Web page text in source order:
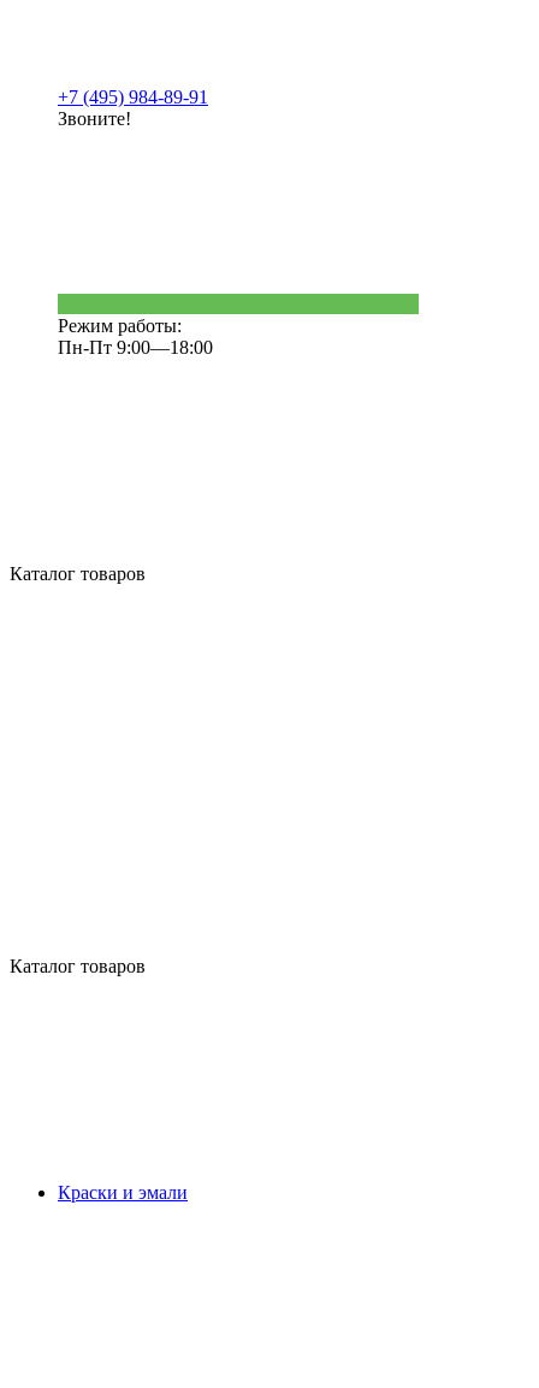
+7 (495) 984-89-91
Звоните!
Режим работы:
Пн-Пт 9:00—18:00
Каталог товаров
Каталог товаров
Краски и эмали